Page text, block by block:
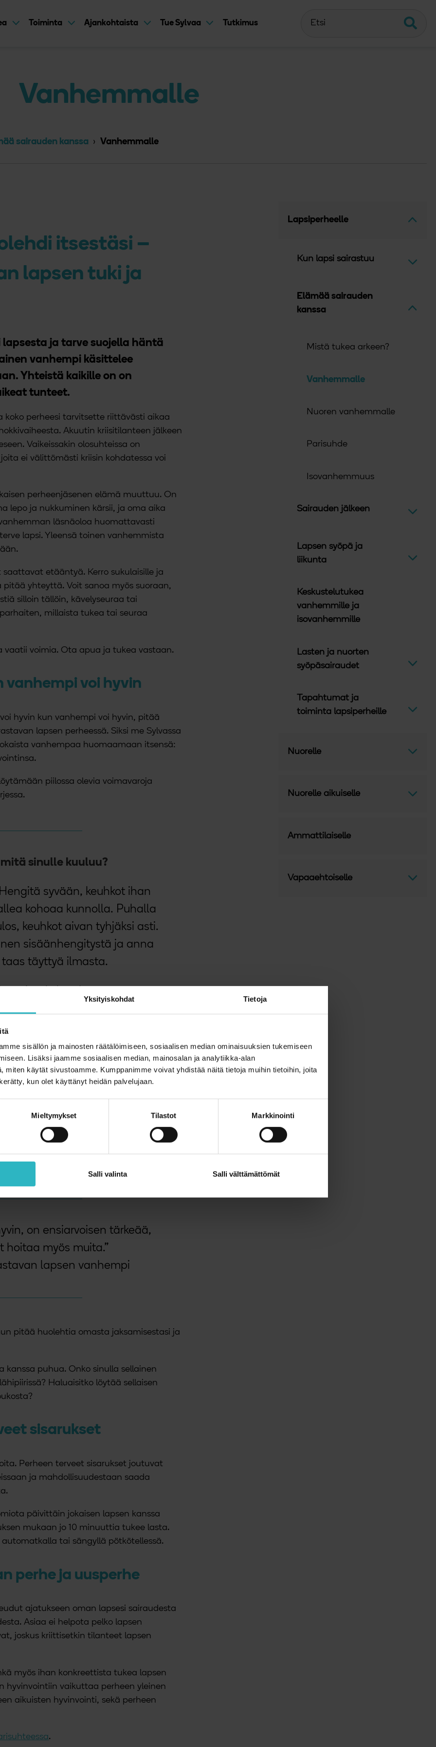
Yksityiskohdat Tietoja
sisällön ja mainosten räätälöimiseen, sosiaalisen median ominaisuuksien tukemiseen
Lisäksi jaamme sosiaalisen median, mainosalan ja analytiikka-alan
miten käytät sivustoamme. Kumppanimme voivat yhdistää näitä tietoja muihin tietoihin, joita
kun olet käyttänyt heidän palvelujaan.
Mieltymykset Tilastot Markkinointi
Salli välttämättömät
Salli valinta
Toiminta Ajankohtaista Tue Sylvaa Tutkimus Etsi
Vanhemmalle
sairauden kanssa Vanhemmalle
itsestäsi –
lapsen tuki ja
ja tarve suojella häntä
vanhempi käsittelee
Yhteistä kaikille on on
tunteet.
koko perheesi tarvitsette riittävästi aikaa
Akuutin kriisitilanteen jälkeen
Vaikeissakin olosuhteissa on
ei välittömästi kriisin kohdatessa voi
perheenjäsenen elämä muuttuu. On
lepo ja nukkuminen kärsii, ja oma aika
läsnäoloa huomattavasti
lapsi. Yleensä toinen vanhemmista
etääntyä. Kerro sukulaisille ja
pitää yhteyttä. Voit sanoa myös suoraan,
silloin tällöin, kävelyseuraa tai
millaista tukea tai seuraa
vaatii voimia. Ota apua ja tukea vastaan.
vanhempi voi hyvin
hyvin kun vanhempi voi hyvin, pitää
lapsen perheessä. Siksi me Sylvassa
vanhempaa huomaamaan itsensä:
piilossa olevia voimavaroja
sinulle kuuluu?
syvään, keuhkot ihan
kohoaa kunnolla. Puhalla
keuhkot aivan tyhjäksi asti.
sisäänhengitystä ja anna
taas täyttyä ilmasta.
ja mitä se kertoo sinulle
taistele tai pakene -tilaan ja kaikki
Tämä on luonnollista.
tuntuu usein mahdottomalta. Ja juuri
on ensiarvoisen tärkeää,
hoitaa myös muita.”
lapsen vanhempi
pitää huolehtia omasta jaksamisestasi ja
kanssa puhua. Onko sinulla sellainen
Haluaisitko löytää sellaisen
sisarukset
Perheen terveet sisarukset joutuvat
ja mahdollisuudestaan saada
päivittäin jokaisen lapsen kanssa
mukaan jo 10 minuuttia tukee lasta.
tai sängyllä pötkötellessä.
perhe ja uusperhe
ajatukseen oman lapsesi sairaudesta
Asiaa ei helpota pelko lapsen
joskus kriittisetkin tilanteet lapsen
myös ihan konkreettista tukea lapsen
hyvinvointiin vaikuttaa perheen yleinen
aikuisten hyvinvointi, sekä perheen
.
Lapsiperheelle Avaa
Kun lapsi sairastuu Avaa
Elämää sairauden
kanssa
Avaa
Mistä tukea arkeen?
Vanhemmalle
Nuoren vanhemmalle
Parisuhde
Isovanhemmuus
Sairauden jälkeen Avaa
Lapsen syöpä ja
liikunta
Avaa
Keskustelutukea
vanhemmille ja
isovanhemmille
Lasten ja nuorten
syöpäsairaudet
Avaa
Tapahtumat ja
toiminta lapsiperheille
Avaa
Nuorelle Avaa
Nuorelle aikuiselle Avaa
Ammattilaiselle
Vapaaehtoiselle Avaa